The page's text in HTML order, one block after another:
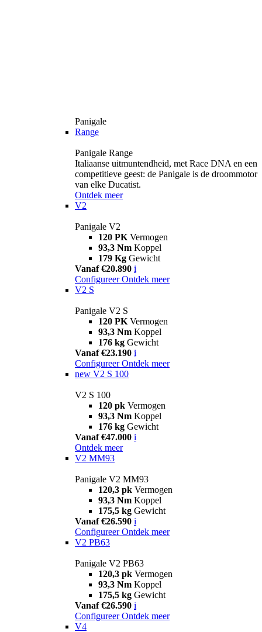
Panigale
Range
Panigale Range
Italiaanse uitmuntendheid, met Race DNA en een
competitieve geest: de Panigale is de droommotor
van elke Ducatist.
Ontdek meer
V2
Panigale V2
120 PK Vermogen
93,3 Nm Koppel
179 Kg Gewicht
Vanaf €20.890 i
Configureer Ontdek meer
V2 S
Panigale V2 S
120 PK Vermogen
93,3 Nm Koppel
176 kg Gewicht
Vanaf €23.190 i
Configureer Ontdek meer
new V2 S 100
V2 S 100
120 pk Vermogen
93,3 Nm Koppel
176 kg Gewicht
Vanaf €47.000 i
Ontdek meer
V2 MM93
Panigale V2 MM93
120,3 pk Vermogen
93,3 Nm Koppel
175,5 kg Gewicht
Vanaf €26.590 i
Configureer Ontdek meer
V2 PB63
Panigale V2 PB63
120,3 pk Vermogen
93,3 Nm Koppel
175,5 kg Gewicht
Vanaf €26.590 i
Configureer Ontdek meer
V4